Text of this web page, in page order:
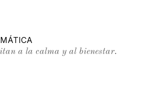
a la calma y al bienestar.